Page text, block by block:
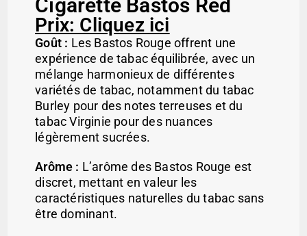
Cigarette Bastos Red
Prix: Cliquez ici
Goût : Les Bastos Rouge offrent une
expérience de tabac équilibrée, avec un
mélange harmonieux de différentes
variétés de tabac, notamment du tabac
Burley pour des notes terreuses et du
tabac Virginie pour des nuances
légèrement sucrées.
Arôme : L’arôme des Bastos Rouge est
discret, mettant en valeur les
caractéristiques naturelles du tabac sans
être dominant.